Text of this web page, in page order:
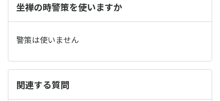
坐禅の時警策を使いますか
警策は使いません
関連する質問